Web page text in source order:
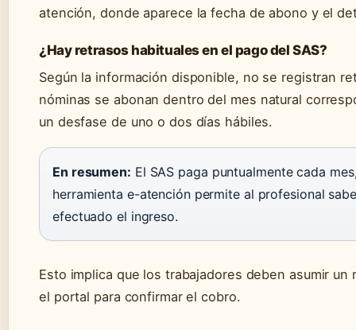
atención, donde aparece la fecha de abono y el
¿Hay retrasos habituales en el pago del SAS?
Según la información disponible, no se registran
nóminas se abonan dentro del mes natural
un desfase de uno o dos días hábiles.
En resumen: El SAS paga puntualmente cada
herramienta e-atención permite al profesional
efectuado el ingreso.
Esto implica que los trabajadores deben asumir
el portal para confirmar el cobro.